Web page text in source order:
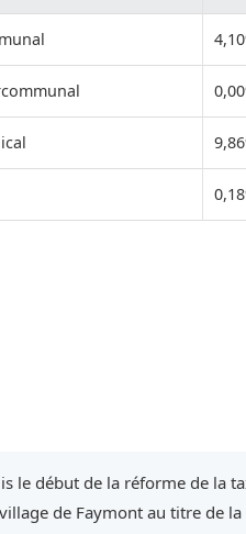
le début de la réforme de la
de Faymont au titre de la